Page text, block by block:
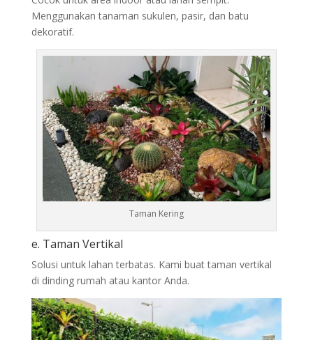
Menggunakan tanaman sukulen, pasir, dan batu
dekoratif.
Taman Kering
e. Taman Vertikal
Solusi untuk lahan terbatas. Kami buat taman vertikal
di dinding rumah atau kantor Anda.